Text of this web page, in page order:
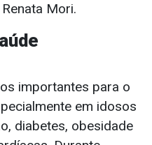
Mori.
importantes para o
em idosos
diabetes, obesidade